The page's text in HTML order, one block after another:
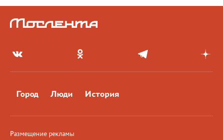
Город Люди История
Размещение рекламы